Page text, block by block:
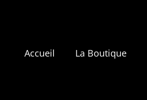
Accueil La Boutique